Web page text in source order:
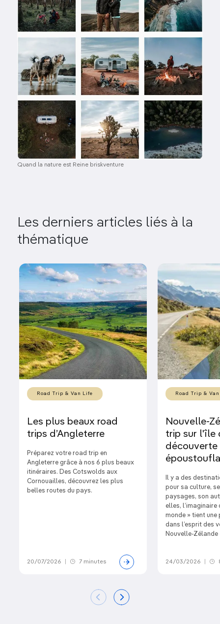
Quand la nature est Reine briskventure
Les derniers articles liés à la
thématique
Road Trip & Van Life
Les plus beaux road
trips d’Angleterre
Préparez votre road trip en
Angleterre grâce à nos 6 plus beaux
itinéraires. Des Cotswolds aux
Cornouailles, découvrez les plus
belles routes du pays.
20/07/2026 7 minutes
Road Trip &
Nouvelle-
trip sur l'île
découverte
Il y a des
pour sa culture,
paysages, son
elles, l’imaginaire
monde » tient
dans l’esprit des
Nouvelle-
24/03/2026